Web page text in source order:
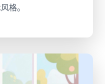
格。